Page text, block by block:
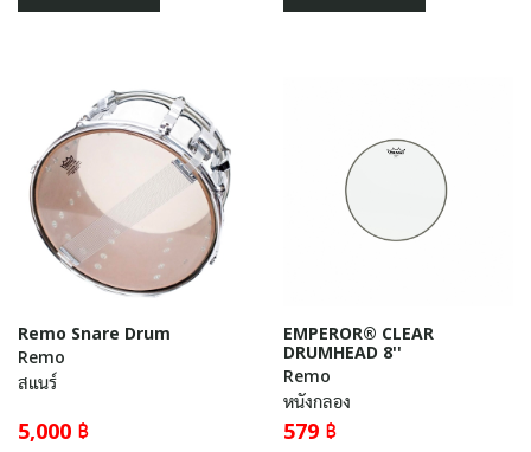
Remo Snare Drum
Remo
สแนร์
5,000 ฿
EMPEROR® CLEAR
DRUMHEAD 8''
Remo
หนังกลอง
579 ฿